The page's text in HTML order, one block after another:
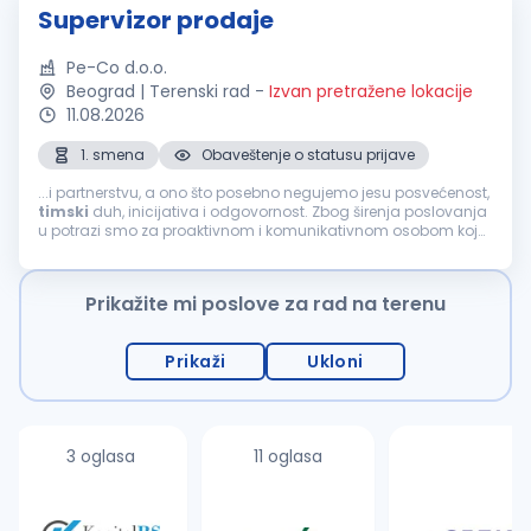
Supervizor prodaje
Pe-Co d.o.o.
Beograd | Terenski rad - Izvan pretražene lokacije
11.08.2026
1. smena
Obaveštenje o statusu prijave
...i partnerstvu, a ono što posebno negujemo jesu posvećenost,
timski duh, inicijativa i odgovornost. Zbog širenja poslovanja
u potrazi smo za proaktivnom i komunikativnom osobom koja
SUPERVIZORPRODAJE(M/Ž) Mesto...
Prikažite mi poslove za rad na terenu
Prikaži Ukloni
3 oglasa 11 oglasa